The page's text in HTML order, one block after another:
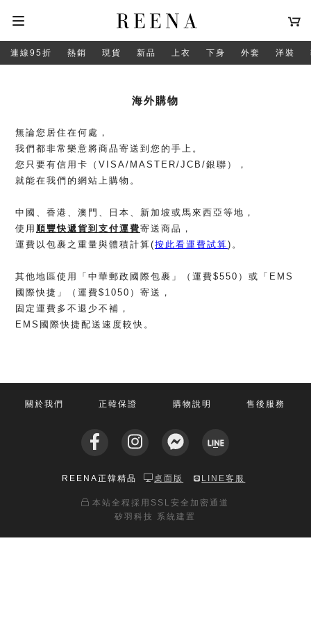
連線95折 熱銷 現貨 新品 上衣 下身 外套 洋裝
海外購物
無論您居住在何處，
我們都非常樂意將商品寄送到您的手上。
您只要有信用卡（VISA/MASTER/JCB/銀聯），
就能在我們的網站上購物。
中國、香港、澳門、日本、新加坡或馬來西亞等地，
使用 順豐快遞貨到支付運費寄送商品，
運費以包裹之重量與體積計算(按此看運費試算)。
其他地區使用「中華郵政國際包裹」（運費$550）或「EMS
國際快捷」（運費$1050）寄送，
固定運費多不退少不補，
EMS國際快捷配送速度較快。
關於我們 正韓保證 購物說明 售後服務
REENA正韓精品 桌面版 LINE客服
本站全程採用SSL安全加密通道
矽羽科技 系統建置